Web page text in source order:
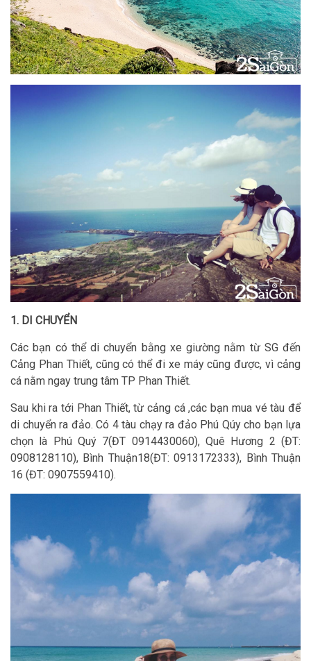
1. DI CHUYỂN
Các bạn có thể di chuyển bằng xe giường nằm từ SG đến
Cảng Phan Thiết, cũng có thể đi xe máy cũng được, vì cảng
cá nằm ngay trung tâm TP Phan Thiết.
Sau khi ra tới Phan Thiết, từ cảng cá ,các bạn mua vé tàu để
di chuyển ra đảo. Có 4 tàu chạy ra đảo Phú Qúy cho bạn lựa
chọn là Phú Quý 7(ĐT 0914430060), Quê Hương 2 (ĐT:
0908128110), Bình Thuận18(ĐT: 0913172333), Bình Thuận
16 (ĐT: 0907559410).